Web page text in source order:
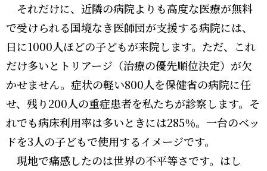
それだけに、近隣の病院よりも高度な医療が無料
で受けられる国境なき医師団が支援する病院には、
日に1000人ほどの子どもが来院します。ただ、これ
だけ多いとトリアージ（治療の優先順位決定）が欠
かせません。症状の軽い800人を保健省の病院に任
せ、残り200人の重症患者を私たちが診察します。そ
れでも病床利用率は多いときには285％。一台のベッ
ドを3人の子どもで使用するイメージです。
現地で痛感したのは世界の不平等さです。はし